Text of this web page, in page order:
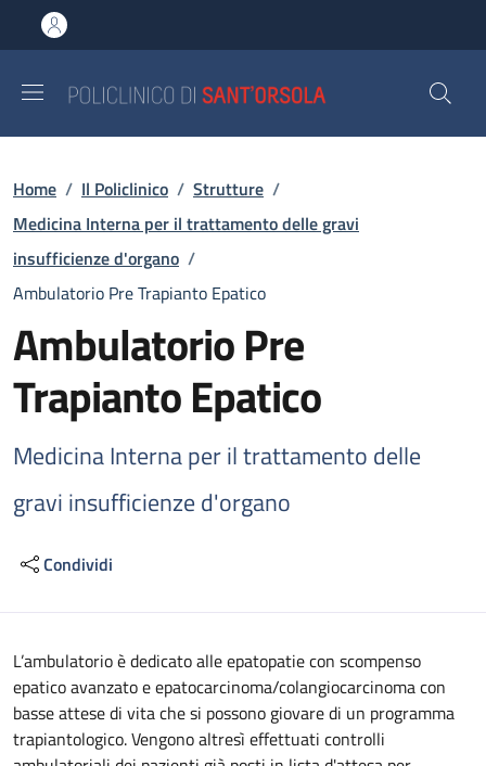
al contenuto principale
to footer content
Briciole di pane
Home / Il Policlinico / Strutture /
Medicina Interna per il trattamento delle gravi
insufficienze d'organo /
Ambulatorio Pre Trapianto Epatico
Ambulatorio Pre
Trapianto Epatico
Medicina Interna per il trattamento delle
gravi insufficienze d'organo
Condividi
Descrizione
L’ambulatorio è dedicato alle epatopatie con scompenso
epatico avanzato e epatocarcinoma/colangiocarcinoma con
basse attese di vita che si possono giovare di un programma
trapiantologico. Vengono altresì effettuati controlli